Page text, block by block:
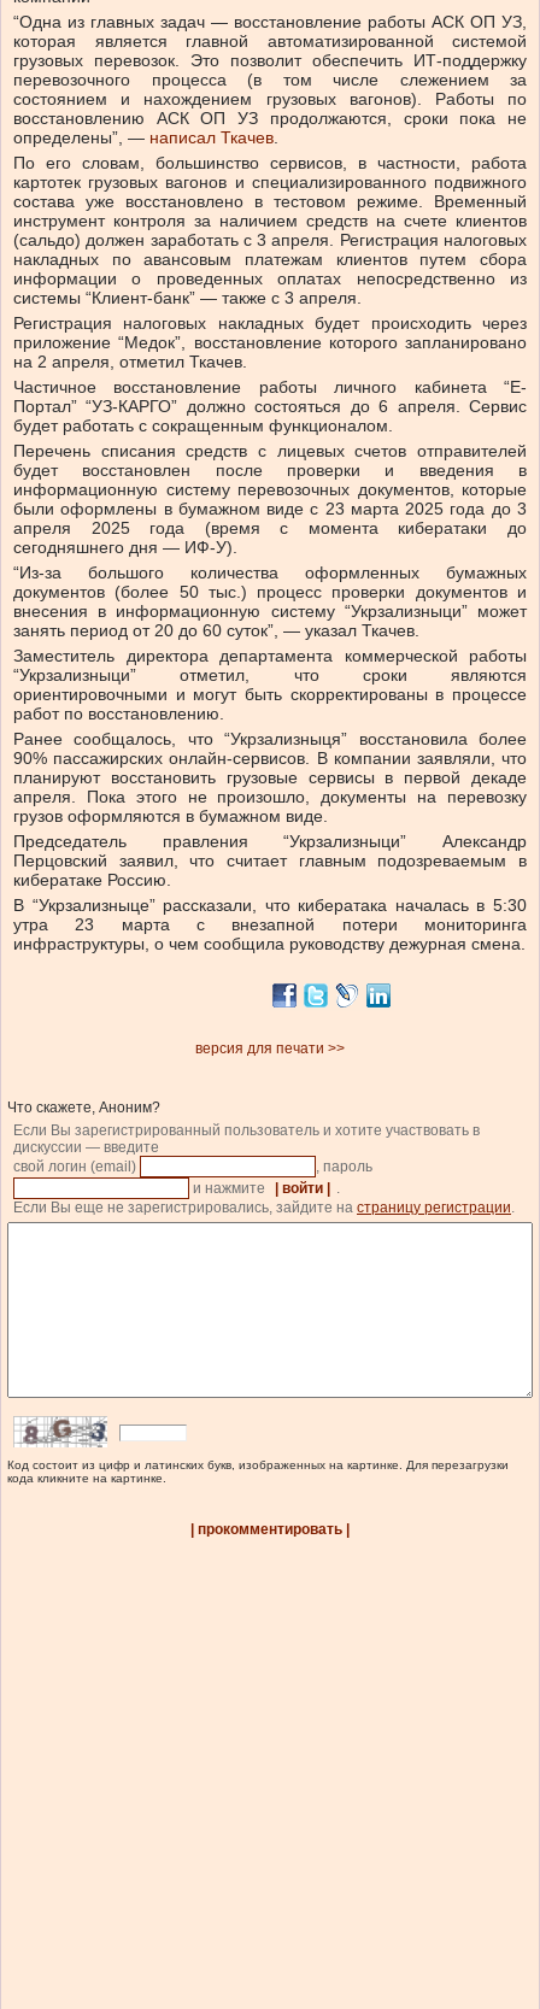
“Одна из главных задач — восстановление работы АСК ОП УЗ,
которая является главной автоматизированной системой
грузовых перевозок. Это позволит обеспечить ИТ-поддержку
перевозочного процесса (в том числе слежением за
состоянием и нахождением грузовых вагонов). Работы по
восстановлению АСК ОП УЗ продолжаются, сроки пока не
определены”, — написал Ткачев.
По его словам, большинство сервисов, в частности, работа
картотек грузовых вагонов и специализированного подвижного
состава уже восстановлено в тестовом режиме. Временный
инструмент контроля за наличием средств на счете клиентов
(сальдо) должен заработать с 3 апреля. Регистрация налоговых
накладных по авансовым платежам клиентов путем сбора
информации о проведенных оплатах непосредственно из
системы “Клиент-банк” — также с 3 апреля.
Регистрация налоговых накладных будет происходить через
приложение “Медок”, восстановление которого запланировано
на 2 апреля, отметил Ткачев.
Частичное восстановление работы личного кабинета “Е-
Портал” “УЗ-КАРГО” должно состояться до 6 апреля. Сервис
будет работать с сокращенным функционалом.
Перечень списания средств с лицевых счетов отправителей
будет восстановлен после проверки и введения в
информационную систему перевозочных документов, которые
были оформлены в бумажном виде с 23 марта 2025 года до 3
апреля 2025 года (время с момента кибератаки до
сегодняшнего дня — ИФ-У).
“Из-за большого количества оформленных бумажных
документов (более 50 тыс.) процесс проверки документов и
внесения в информационную систему “Укрзализныци” может
занять период от 20 до 60 суток”, — указал Ткачев.
Заместитель директора департамента коммерческой работы
“Укрзализныци” отметил, что сроки являются
ориентировочными и могут быть скорректированы в процессе
работ по восстановлению.
Ранее сообщалось, что “Укрзализныця” восстановила более
90% пассажирских онлайн-сервисов. В компании заявляли, что
планируют восстановить грузовые сервисы в первой декаде
апреля. Пока этого не произошло, документы на перевозку
грузов оформляются в бумажном виде.
Председатель правления “Укрзализныци” Александр
Перцовский заявил, что считает главным подозреваемым в
кибератаке Россию.
В “Укрзализныце” рассказали, что кибератака началась в 5:30
утра 23 марта с внезапной потери мониторинга
инфраструктуры, о чем сообщила руководству дежурная смена.
версия для печати >>
Что скажете, Аноним?
Если Вы зарегистрированный пользователь и хотите участвовать в
дискуссии — введите
свой логин (email)
, пароль
и нажмите
| войти |
.
Если Вы еще не зарегистрировались, зайдите на страницу регистрации.
Код состоит из цифр и латинских букв, изображенных на картинке. Для перезагрузки
кода кликните на картинке.
| прокомментировать |